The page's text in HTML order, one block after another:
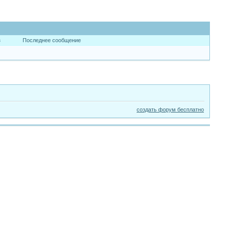
Последнее сообщение
создать форум бесплатно